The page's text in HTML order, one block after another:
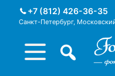
+7 (812) 426-36-35
Санкт-Петербург,